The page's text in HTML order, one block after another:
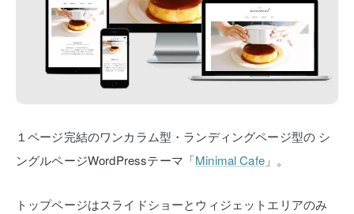
１ページ完結のワンカラム型・ランディングページ型の シ
ングルページWordPressテーマ「Minimal Cafe」。
トップページはスライドショーとウィジェットエリアのみ